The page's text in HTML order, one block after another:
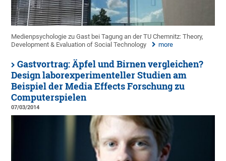
Medienpsychologie zu Gast bei Tagung an der TU Chemnitz: Theory,
Development & Evaluation of Social Technology
more
Gastvortrag: Äpfel und Birnen vergleichen?
Design laborexperimenteller Studien am
Beispiel der Media Effects Forschung zu
Computerspielen
07/03/2014